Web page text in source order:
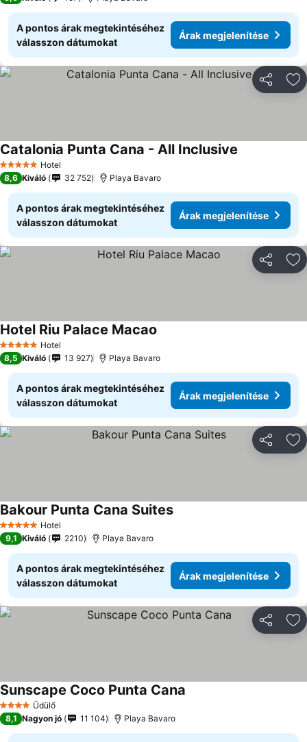
A pontos árak megtekintéséhez
válasszon dátumokat
Árak megjelenítése
5 KategóriaHotel
Catalonia Punta Cana - All Inclusive
8,6 Kiváló 32 752 Playa Bavaro
A pontos árak megtekintéséhez
válasszon dátumokat
Árak megjelenítése
5 KategóriaHotel
Hotel Riu Palace Macao
8,5 Kiváló 13 927 Playa Bavaro
A pontos árak megtekintéséhez
válasszon dátumokat
Árak megjelenítése
5 KategóriaHotel
Bakour Punta Cana Suites
9,1 Kiváló 2210 Playa Bavaro
A pontos árak megtekintéséhez
válasszon dátumokat
Árak megjelenítése
4 KategóriaÜdülő
Sunscape Coco Punta Cana
8,1 Nagyon jó 11 104 Playa Bavaro